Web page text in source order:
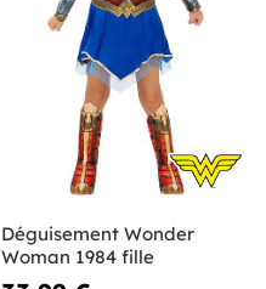
Déguisement Wonder
Woman 1984 fille